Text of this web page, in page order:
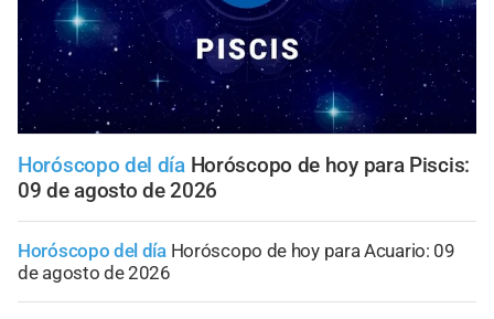
Horóscopo del día Horóscopo de hoy para Piscis:
09 de agosto de 2026
Horóscopo del día Horóscopo de hoy para Acuario: 09
de agosto de 2026